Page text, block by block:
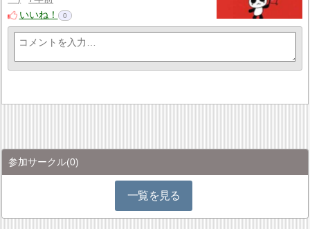
いいね！
0
参加サークル(0)
一覧を見る